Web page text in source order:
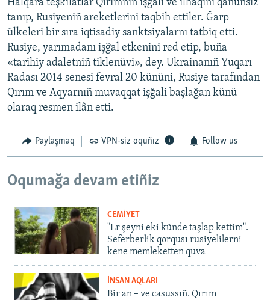
Halqara teşkilâtlar Qırımnıñ işğali ve ilhaqını qanunsız
tanıp, Rusiyeniñ areketlerini taqbih ettiler. Ğarp
ülkeleri bir sıra iqtisadiy sanktsiyalarnı tatbiq etti.
Rusiye, yarımadanı işğal etkenini red etip, buña
«tarihiy adaletniñ tiklenüvi», dey. Ukrainanıñ Yuqarı
Radası 2014 senesi fevral 20 kününi, Rusiye tarafından
Qırım ve Aqyarnıñ muvaqqat işğali başlağan künü
olaraq resmen ilân etti.
Paylaşmaq VPN-siz oquñız Follow us
Oqumağa devam etiñiz
CEMİYET
"Er şeyni eki künde taşlap kettim".
Seferberlik qorqusı rusiyelilerni
kene memleketten quva
İNSAN AQLARI
Bir an – ve casussıñ. Qırım